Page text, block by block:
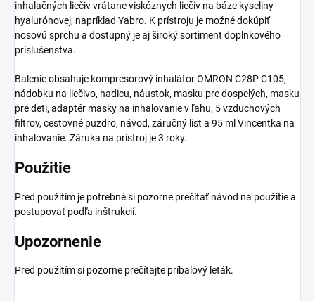
inhalačných liečiv vrátane viskóznych liečiv na báze kyseliny
hyalurónovej, napríklad Yabro. K prístroju je možné dokúpiť
nosovú sprchu a dostupný je aj široký sortiment doplnkového
príslušenstva.
Balenie obsahuje kompresorový inhalátor OMRON C28P C105,
nádobku na liečivo, hadicu, náustok, masku pre dospelých, masku
pre deti, adaptér masky na inhalovanie v ľahu, 5 vzduchových
filtrov, cestovné puzdro, návod, záručný list a 95 ml Vincentka na
inhalovanie. Záruka na prístroj je 3 roky.
Použitie
Pred použitím je potrebné si pozorne prečítať návod na použitie a
postupovať podľa inštrukcií.
Upozornenie
Pred použitím si pozorne prečítajte príbalový leták.